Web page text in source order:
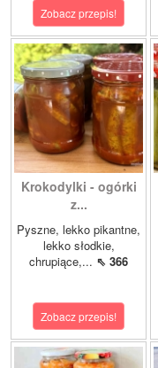
Zobacz przepis!
Krokodylki - ogórki
z...
Pyszne, lekko pikantne,
lekko słodkie,
chrupiące,... ⇖ 366
Zobacz przepis!